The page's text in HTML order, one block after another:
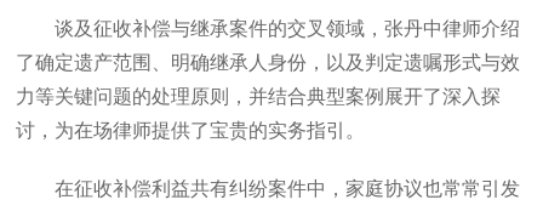
谈及征收补偿与继承案件的交叉领域，张丹中律师介绍
了确定遗产范围、明确继承人身份，以及判定遗嘱形式与效
力等关键问题的处理原则，并结合典型案例展开了深入探
讨，为在场律师提供了宝贵的实务指引。
在征收补偿利益共有纠纷案件中，家庭协议也常常引发